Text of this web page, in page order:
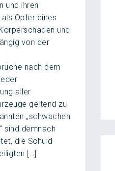
und ihren
Opfer eines
und
von der
nach dem
aller
geltend zu
„schwachen
sind demnach
die Schuld
[…]